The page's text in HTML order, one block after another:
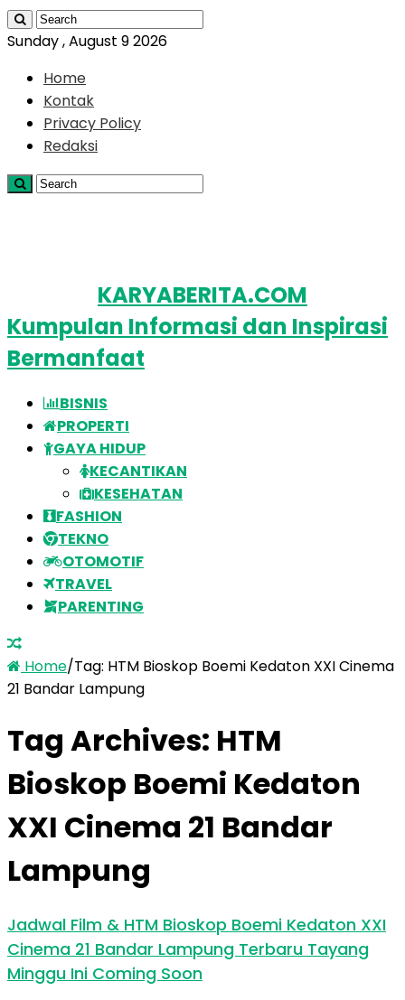
Sunday , August 9 2026
Home
Kontak
Privacy Policy
Redaksi
KARYABERITA.COM
Kumpulan Informasi dan Inspirasi
Bermanfaat
BISNIS
PROPERTI
GAYA HIDUP
KECANTIKAN
KESEHATAN
FASHION
TEKNO
OTOMOTIF
TRAVEL
PARENTING
Home/Tag: HTM Bioskop Boemi Kedaton XXI Cinema
21 Bandar Lampung
Tag Archives: HTM
Bioskop Boemi Kedaton
XXI Cinema 21 Bandar
Lampung
Jadwal Film & HTM Bioskop Boemi Kedaton XXI
Cinema 21 Bandar Lampung Terbaru Tayang
Minggu Ini Coming Soon